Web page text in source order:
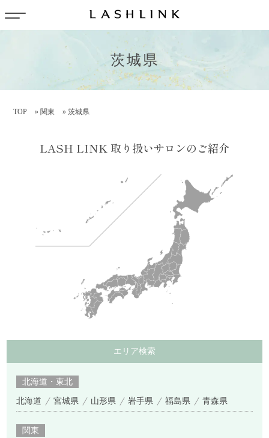
茨城県
TOP » 関東 » 茨城県
LASH LINK 取り扱いサロンのご紹介
エリア検索
北海道・東北
北海道 宮城県 山形県 岩手県 福島県 青森県
関東